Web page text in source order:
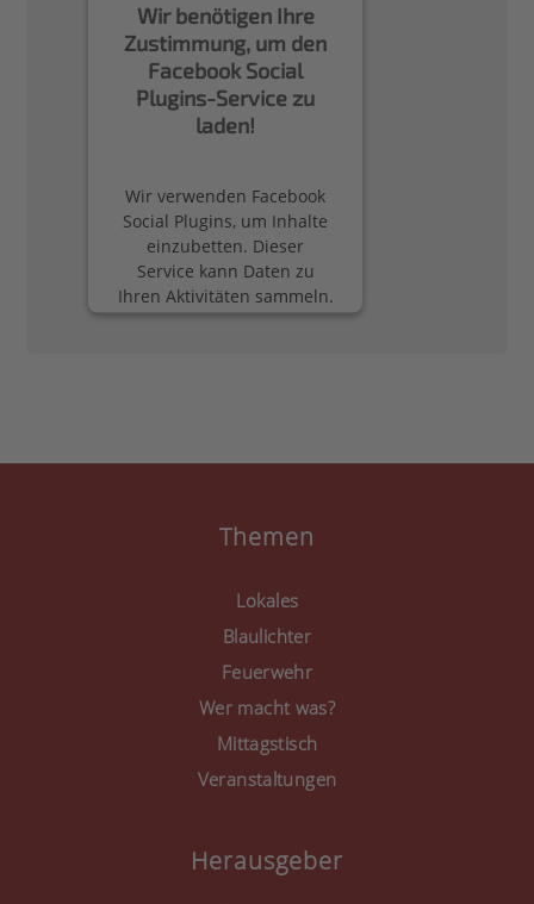
Wir benötigen Ihre
Zustimmung, um den
Facebook Social
Plugins-Service zu
laden!
Wir verwenden Facebook
Social Plugins, um Inhalte
einzubetten. Dieser
Service kann Daten zu
Ihren Aktivitäten sammeln.
Bitte lesen Sie die Details
Mehr Informationen
Akzeptieren
Consent Management
Themen
Lokales
Blaulichter
Feuerwehr
Wer macht was?
Mittagstisch
Veranstaltungen
Herausgeber